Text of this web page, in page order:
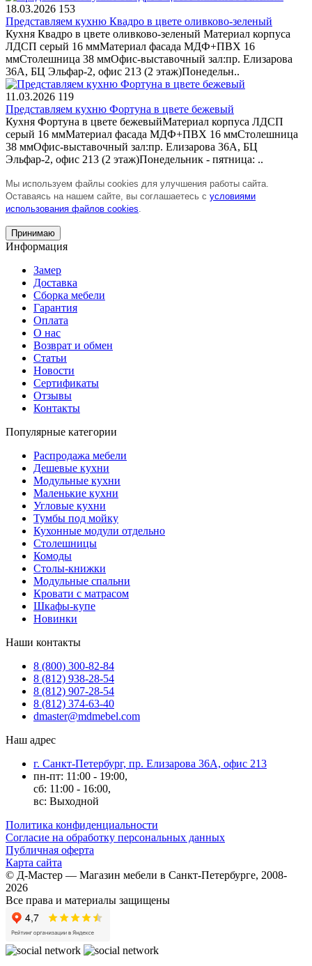
18.03.2026 153
Представляем кухню Квадро в цвете оливково-зеленый
Кухня Квадро в цвете оливково-зеленый Материал корпуса
ЛДСП серый 16 ммМатериал фасада МДФ+ПВХ 16
ммСтолешница 38 ммОфис-выставочный зал:пр. Елизарова
36А, БЦ Эльфар-2, офис 213 (2 этаж)Понедельн..
11.03.2026 119
Представляем кухню Фортуна в цвете бежевый
Кухня Фортуна в цвете бежевыйМатериал корпуса ЛДСП
серый 16 ммМатериал фасада МДФ+ПВХ 16 ммСтолешница
38 ммОфис-выставочный зал:пр. Елизарова 36А, БЦ
Эльфар-2, офис 213 (2 этаж)Понедельник - пятница: ..
Мы используем файлы cookies для улучшения работы сайта.
Оставаясь на нашем сайте, вы соглашаетесь с условиями
использования файлов cookies
Принимаю
Информация
Замер
Доставка
Сборка мебели
Гарантия
Оплата
О нас
Возврат и обмен
Статьи
Новости
Сертификаты
Отзывы
Контакты
Популярные категории
Распродажа мебели
Дешевые кухни
Модульные кухни
Маленькие кухни
Угловые кухни
Тумбы под мойку
Кухонные модули отдельно
Столешницы
Комоды
Столы-книжки
Модульные спальни
Кровати с матрасом
Шкафы-купе
Новинки
Наши контакты
8 (800) 300-82-84
8 (812) 938-28-54
8 (812) 907-28-54
8 (812) 374-63-40
dmaster@mdmebel.com
Наш адрес
г. Санкт-Петербург, пр. Елизарова 36А, офис 213
пн-пт: 11:00 - 19:00,
сб: 11:00 - 16:00,
вс: Выходной
Политика конфиденциальности
Согласие на обработку персональных данных
Публичная оферта
Карта сайта
© Д-Мастер — Магазин мебели в Санкт-Петербурге, 2008-
2026
Все права и материалы защищены